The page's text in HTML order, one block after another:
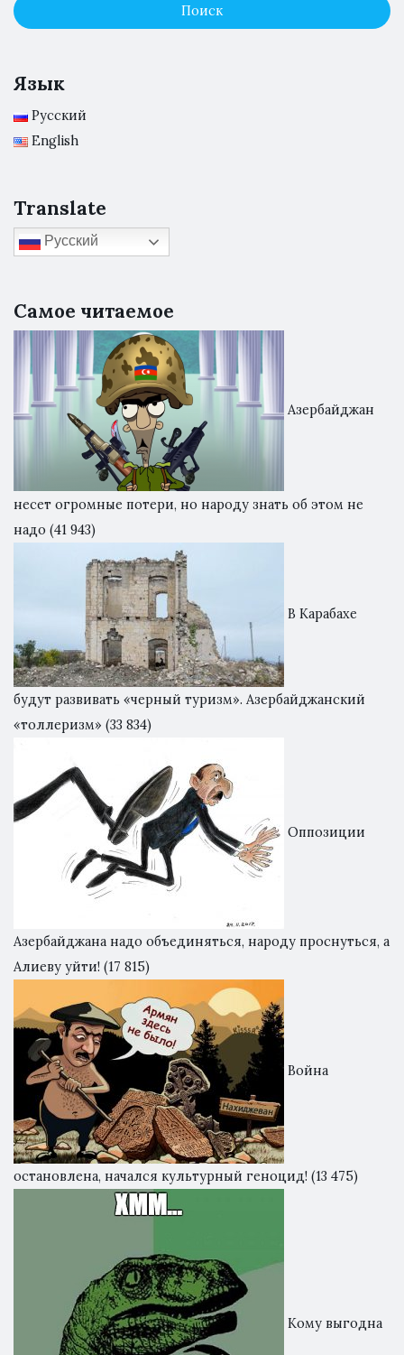
Язык
Русский
English
Translate
Русский
Самое читаемое
Азербайджан
несет огромные потери, но народу знать об этом не
надо (41 943)
В Карабахе
будут развивать «черный туризм». Азербайджанский
«толлеризм» (33 834)
Оппозиции
Азербайджана надо объединяться, народу проснуться, а
Алиеву уйти! (17 815)
Война
остановлена, начался культурный геноцид! (13 475)
Кому выгодна